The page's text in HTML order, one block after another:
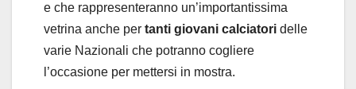
e che rappresenteranno un’importantissima
vetrina anche per tanti giovani calciatori delle
varie Nazionali che potranno cogliere
l’occasione per mettersi in mostra.